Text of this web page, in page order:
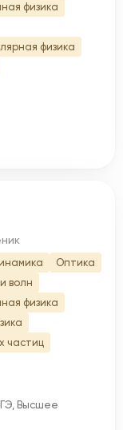
физика
физика
Оптика
волн
физика
частиц
Высшее